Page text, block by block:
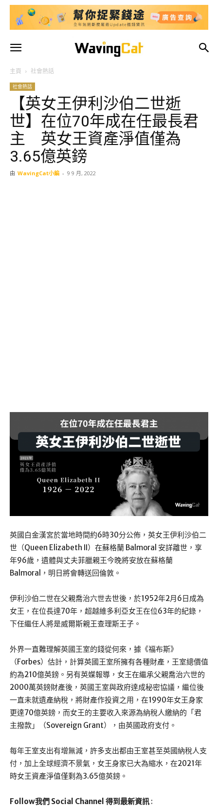
主頁 社會熱話
社會熱話
【英女王伊利沙伯二世逝
世】在位70年成在任最長君
主 英女王資產淨值僅為
3.65億英鎊
由 WavingCat小編 - 9 9 月, 2022
英國白金漢宮於當地時間約6時30分公佈，英女王伊利沙伯二
世（Queen Elizabeth II）在蘇格蘭 Balmoral 安詳離世，享
年96歲，遺體與丈夫菲臘親王今晚將安放在蘇格蘭
Balmoral，明日將會轉送回倫敦。
伊利沙伯二世在父親喬治六世去世後，於1952年2月6日成為
女王，在位長達70年，超越維多利亞女王在位63年的紀錄，
下任繼任人將是威爾斯親王查理斯王子。
外界一直難理解英國王室的錢從何來，據《福布斯》
（Forbes）估計，計算英國王室所擁有各種財產，王室總價值
約為210億英鎊。另有英媒報導，女王在繼承父親喬治六世的
2000萬英鎊財產後，英國王室與政府達成秘密協議，繼位後
一直未就遺產納稅，將財產作投資之用，在1990年女王身家
更達70億英鎊，而女王的主要收入來源為納稅人繳納的「君
主撥款」（Sovereign Grant），由英國政府支付。
每年王室支出有增無減，許多支出都由王室甚至英國納稅人支
付，加上全球經濟不景氣，女王身家已大為縮水，在2021年
時女王資產淨值僅剩為3.65億英鎊。
Follow我們 Social Channel 得到最新資訊 :